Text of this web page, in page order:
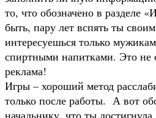
то, что обозначено в разделе
быть, пару лет вспять ты
интересуешься только
спиртными напитками. Это не
реклама!
Игры – хороший метод
только после работы. А вот
начальнику, что ты